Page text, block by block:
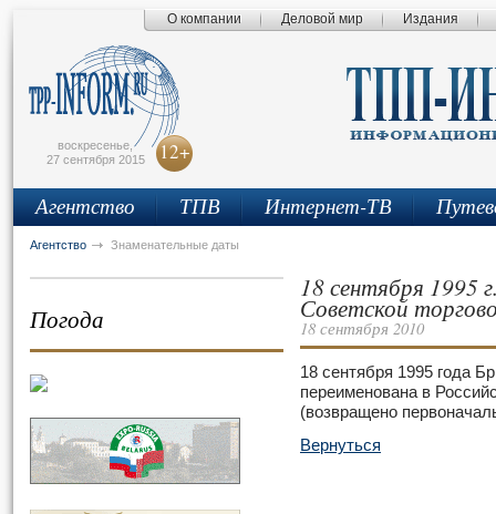
О компании Деловой мир Издания
воскресенье,
27 сентября 2015
12+
Агентство ТПВ Интернет-ТВ
Агентство Знаменательные даты
Погода
18 сентября 1995
Советской
18 сентября 2010
18 сентября 1995 года
переименована в
(возвращено
Вернуться